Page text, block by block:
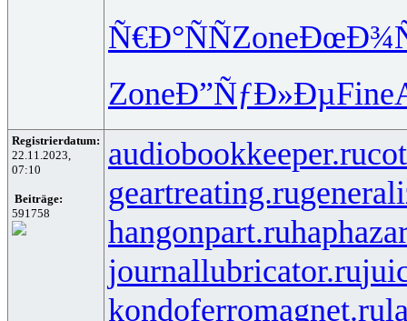
Ñ€Ð°ÑÑZone
ZoneÐ”ÑƒÐ»ÐµFine
Registrierdatum:
22.11.2023,
07:10
Beiträge:
591758
audiobookkeeper.ru
geartreating.ru
hangonpart.ru
journallubricator.ru
kondoferromagnet.ru